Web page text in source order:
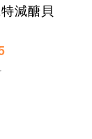
減醣貝